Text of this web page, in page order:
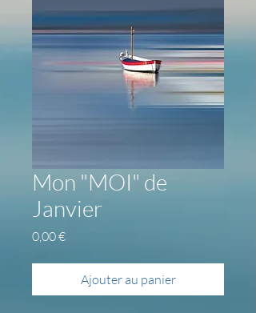
Mon "MOI" de
Janvier
0,00 €Prix
Ajouter au panier